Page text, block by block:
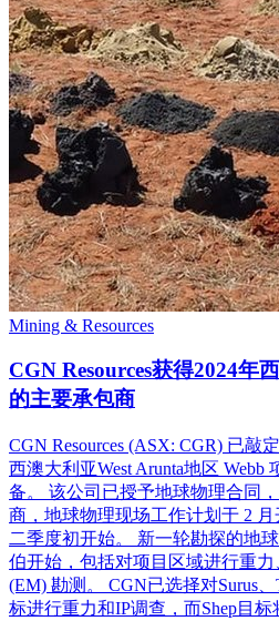
Mining & Resources
CGN Resources获得2024年
的主要承包商
CGN Resources (ASX: CGR) 已敲
西澳大利亚West Arunta地区 Webb
备。 该公司已授予地球物理合同
商，地球物理现场工作计划于 2
二季度初开始。 新一轮勘探的地
伯开始，包括对项目区域进行重
(EM) 勘测。 CGN已选择对Surus、
标进行重力和IP调查，而Shep目